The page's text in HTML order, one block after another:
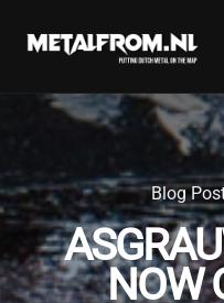
Blog
NOW